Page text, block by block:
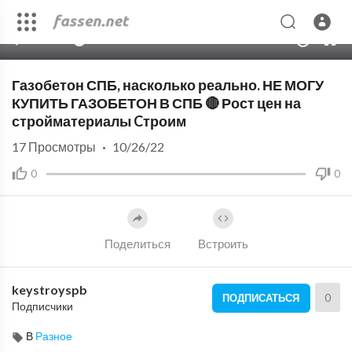
Газобетон СПБ, насколько реально. НЕ МОГУ
КУПИТЬ ГАЗОБЕТОН В СПБ 🔴 Рост цен на
стройматериалы Cтроим
0 0
17 Просмотры · 10/26/22
Поделиться Встроить
keystroyspb
Подписчики
ПОДПИСАТЬСЯ 0
В Разное